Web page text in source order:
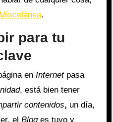
Miscelánea.
para tu
en Internetpasa
, está bien tener
contenidos, un día,
el Bloges tuyo y